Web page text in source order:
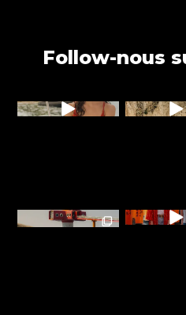
Follow-nous